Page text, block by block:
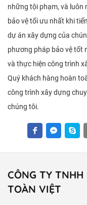
những tội phạm, và
bảo vệ tối ưu nhất khi
dự án xây dựng của
phương pháp bảo vệ tốt
và thực hiện công trình
Quý khách hàng hoàn
công trình xây dựng
chúng tôi.
CÔNG TY
TOÀN VIỆT